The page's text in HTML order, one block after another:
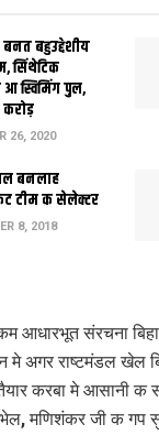
बहुउद्देशीय
सिंथेटिक
स्विमिंग पुल,
26, 2020
बनलाह
टीम क सेलेक्टर
8, 2018
संरचना
अगर राष्टमंडल खेल
करबा मे आसानी
मणिशंकर जी क गप